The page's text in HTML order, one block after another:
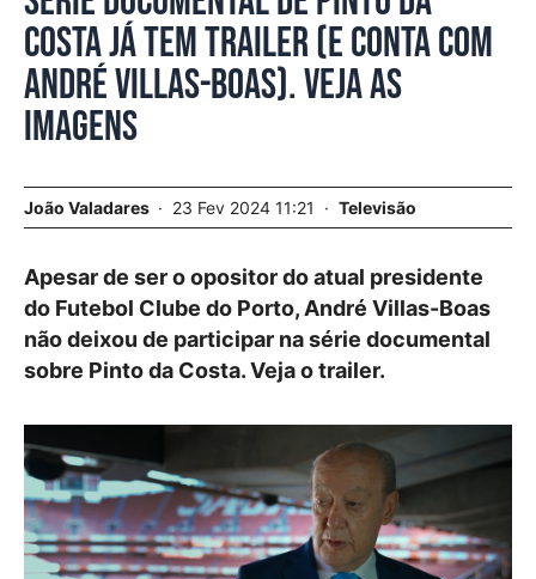
Costa já tem trailer (e conta com
André Villas-Boas). Veja as
imagens
João Valadares 23 Fev 2024 11:21 Televisão
Apesar de ser o opositor do atual presidente
do Futebol Clube do Porto, André Villas-Boas
não deixou de participar na série documental
sobre Pinto da Costa. Veja o trailer.